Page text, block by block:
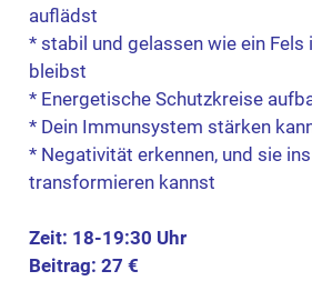
auflädst
* stabil und gelassen wie ein Fels
bleibst
* Energetische Schutzkreise
* Dein Immunsystem stärken
* Negativität erkennen, und sie
transformieren kannst
Zeit: 18-19:30 Uhr
Beitrag: 27 €